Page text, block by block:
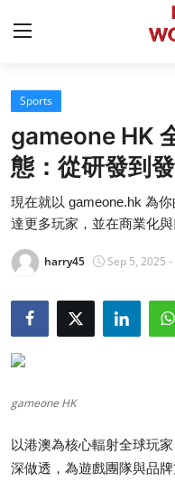
Home
Contact
Press Release
Privacy Policy
News Network
Guest Posting
Sports
gameone HK
態：從研發到
現在就以 gameone.hk 為
達更多玩家，並在商業化與
harry45 Sep 5, 2025
gameone HK
以港澳為核心輻射全球玩家
深做透，為遊戲團隊與品